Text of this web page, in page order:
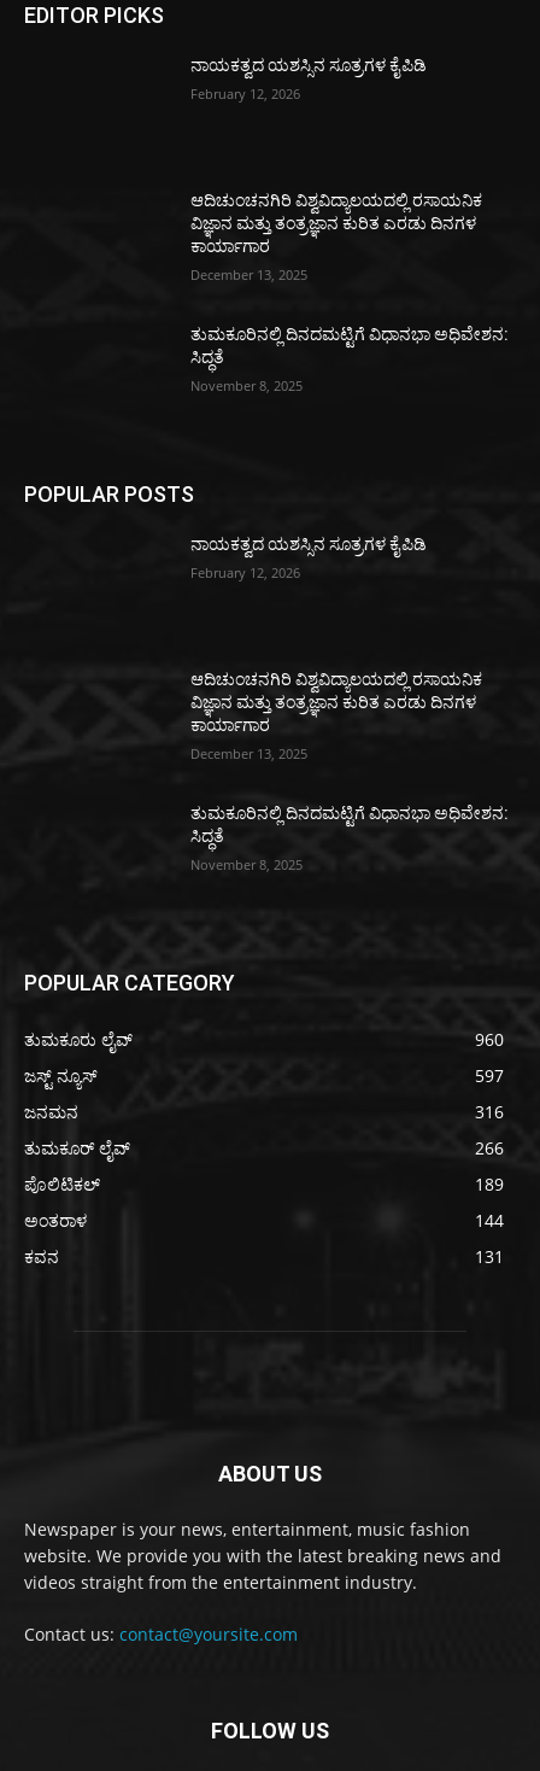
EDITOR PICKS
ನಾಯಕತ್ವದ ಯಶಸ್ಸಿನ ಸೂತ್ರಗಳ ಕೈಪಿಡಿ
February 12, 2026
ಆದಿಚುಂಚನಗಿರಿ ವಿಶ್ವವಿದ್ಯಾಲಯದಲ್ಲಿ ರಸಾಯನಿಕ
ವಿಜ್ಞಾನ ಮತ್ತು ತಂತ್ರಜ್ಞಾನ ಕುರಿತ ಎರಡು ದಿನಗಳ
ಕಾರ್ಯಾಗಾರ
December 13, 2025
ತುಮಕೂರಿನಲ್ಲಿ ದಿನದಮಟ್ಟಿಗೆ ವಿಧಾನಭಾ ಅಧಿವೇಶನ:
ಸಿದ್ಧತೆ
November 8, 2025
POPULAR POSTS
ನಾಯಕತ್ವದ ಯಶಸ್ಸಿನ ಸೂತ್ರಗಳ ಕೈಪಿಡಿ
February 12, 2026
ಆದಿಚುಂಚನಗಿರಿ ವಿಶ್ವವಿದ್ಯಾಲಯದಲ್ಲಿ ರಸಾಯನಿಕ
ವಿಜ್ಞಾನ ಮತ್ತು ತಂತ್ರಜ್ಞಾನ ಕುರಿತ ಎರಡು ದಿನಗಳ
ಕಾರ್ಯಾಗಾರ
December 13, 2025
ತುಮಕೂರಿನಲ್ಲಿ ದಿನದಮಟ್ಟಿಗೆ ವಿಧಾನಭಾ ಅಧಿವೇಶನ:
ಸಿದ್ಧತೆ
November 8, 2025
POPULAR CATEGORY
ತುಮಕೂರು ಲೈವ್
960
ಜಸ್ಟ್ ನ್ಯೂಸ್
597
ಜನಮನ
316
ತುಮಕೂರ್ ಲೈವ್
266
ಪೊಲಿಟಿಕಲ್
189
ಅಂತರಾಳ
144
ಕವನ
131
ABOUT US
Newspaper is your news, entertainment, music fashion
website. We provide you with the latest breaking news and
videos straight from the entertainment industry.
Contact us: contact@yoursite.com
FOLLOW US